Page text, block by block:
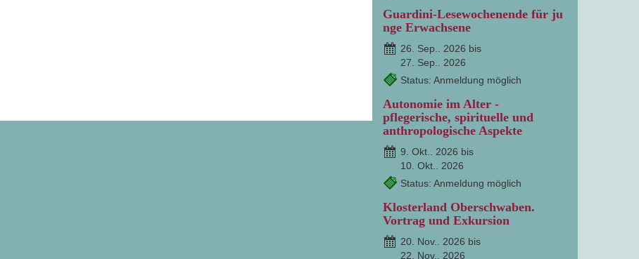
Guardini-Lesewochenende für ju
nge Erwachsene
26. Sep.. 2026 bis
27. Sep.. 2026
Status: Anmeldung möglich
Autonomie im Alter -
pflegerische, spirituelle und
anthropologische Aspekte
9. Okt.. 2026 bis
10. Okt.. 2026
Status: Anmeldung möglich
Klosterland Oberschwaben.
Vortrag und Exkursion
20. Nov.. 2026 bis
22. Nov.. 2026